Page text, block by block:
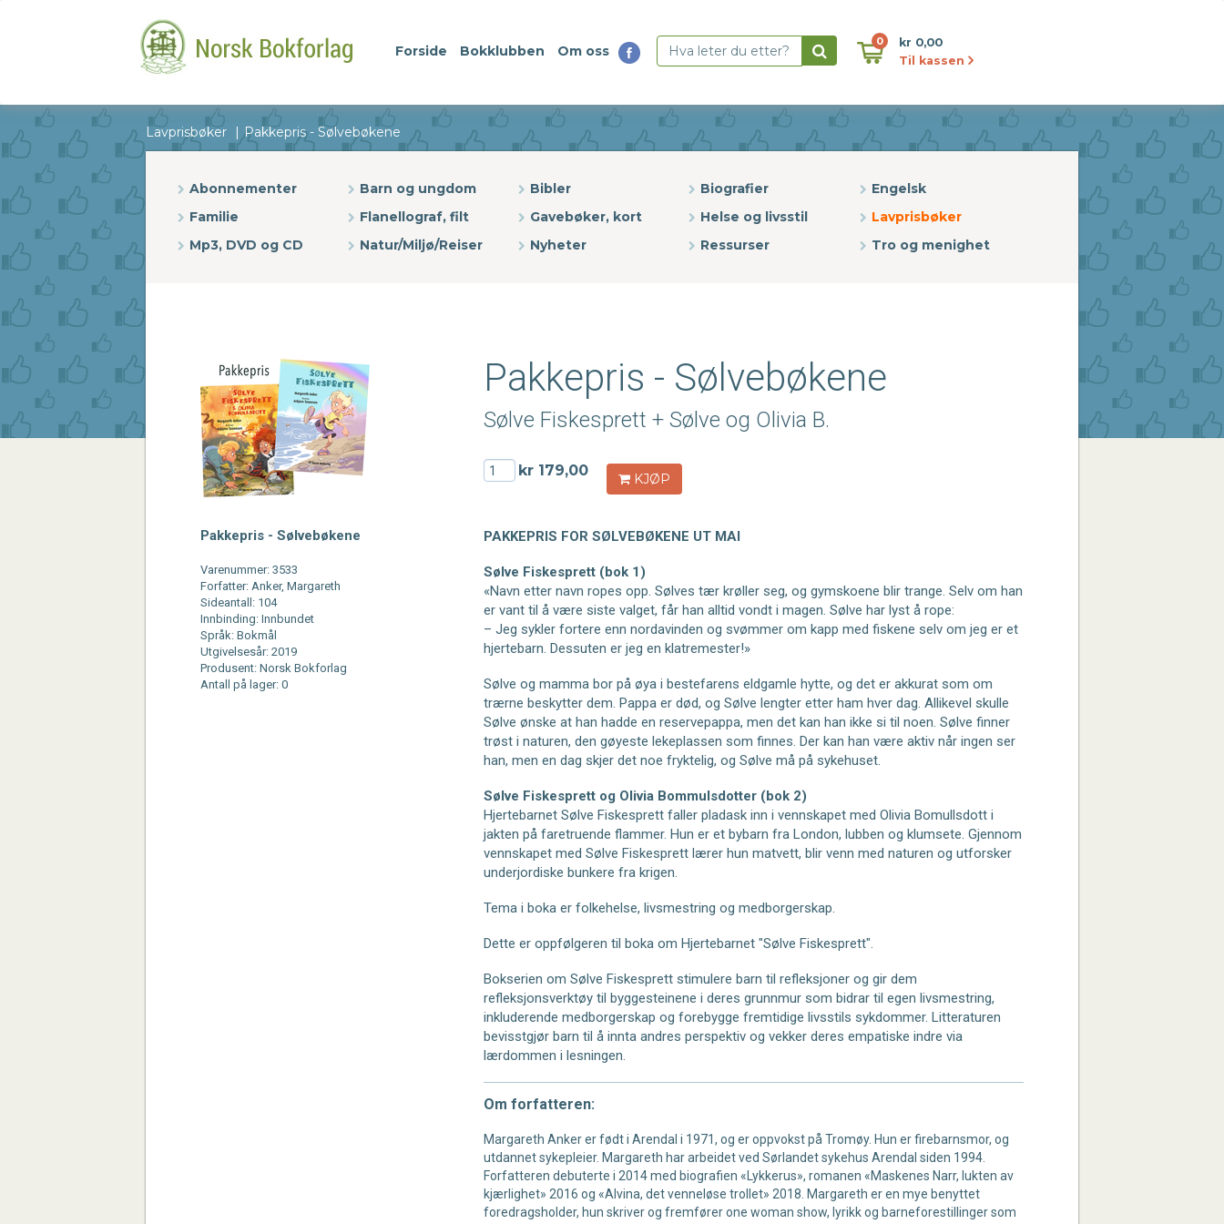
Forside Bokklubben Om oss
0
kr 0,00
Til kassen
Lavprisbøker Pakkepris - Sølvebøkene
Abonnementer Barn og ungdom Bibler Biografier
Engelsk
Familie
Flanellograf, filt Gavebøker, kort Helse og livsstil
Lavprisbøker
Mp3, DVD og CD
Natur/Miljø/Reiser Nyheter Ressurser Tro og menighet
Pakkepris - Sølvebøkene
Varenummer: 3533
Forfatter: Anker, Margareth
Sideantall: 104
Innbinding: Innbundet
Språk: Bokmål
Utgivelsesår: 2019
Produsent: Norsk Bokforlag
Antall på lager: 0
Pakkepris - Sølvebøkene
Sølve Fiskesprett + Sølve og Olivia B.
kr 179,00
KJØP
PAKKEPRIS FOR SØLVEBØKENE UT MAI
Sølve Fiskesprett (bok 1)
«Navn etter navn ropes opp. Sølves tær krøller seg, og gymskoene blir trange. Selv om han
er vant til å være siste valget, får han alltid vondt i magen. Sølve har lyst å rope:
– Jeg sykler fortere enn nordavinden og svømmer om kapp med fiskene selv om jeg er et
hjertebarn. Dessuten er jeg en klatremester!»
Sølve og mamma bor på øya i bestefarens eldgamle hytte, og det er akkurat som om
trærne beskytter dem. Pappa er død, og Sølve lengter etter ham hver dag. Allikevel skulle
Sølve ønske at han hadde en reservepappa, men det kan han ikke si til noen. Sølve finner
trøst i naturen, den gøyeste lekeplassen som finnes. Der kan han være aktiv når ingen ser
han, men en dag skjer det noe fryktelig, og Sølve må på sykehuset.
Sølve Fiskesprett og Olivia Bommulsdotter (bok 2)
Hjertebarnet Sølve Fiskesprett faller pladask inn i vennskapet med Olivia Bomullsdott i
jakten på faretruende flammer. Hun er et bybarn fra London, lubben og klumsete. Gjennom
vennskapet med Sølve Fiskesprett lærer hun matvett, blir venn med naturen og utforsker
underjordiske bunkere fra krigen.
Tema i boka er folkehelse, livsmestring og medborgerskap.
Dette er oppfølgeren til boka om Hjertebarnet "Sølve Fiskesprett".
Bokserien om Sølve Fiskesprett stimulere barn til refleksjoner og gir dem
refleksjonsverktøy til byggesteinene i deres grunnmur som bidrar til egen livsmestring,
inkluderende medborgerskap og forebygge fremtidige livsstils sykdommer. Litteraturen
bevisstgjør barn til å innta andres perspektiv og vekker deres empatiske indre via
lærdommen i lesningen.
Om forfatteren:
Margareth Anker er født i Arendal i 1971, og er oppvokst på Tromøy. Hun er firebarnsmor, og
utdannet sykepleier. Margareth har arbeidet ved Sørlandet sykehus Arendal siden 1994.
Forfatteren debuterte i 2014 med biografien «Lykkerus», romanen «Maskenes Narr, lukten av
kjærlighet» 2016 og «Alvina, det venneløse trollet» 2018. Margareth er en mye benyttet
foredragsholder, hun skriver og fremfører one woman show, lyrikk og barneforestillinger som